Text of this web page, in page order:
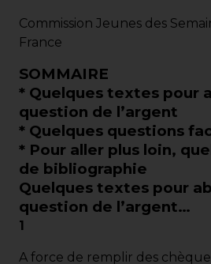
Commission Jeunes des
France
SOMMAIRE
* Quelques textes pour
question de l’argent
* Quelques questions
* Pour aller plus loin,
de bibliographie
Quelques textes pour
question de l’argent…
1
A force de remplir des